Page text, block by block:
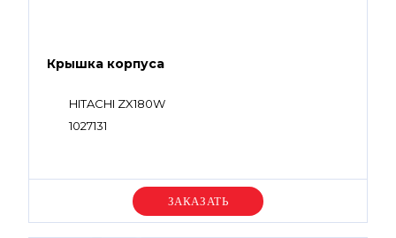
Крышка корпуса
HITACHI ZX180W
1027131
Уточняйте цену